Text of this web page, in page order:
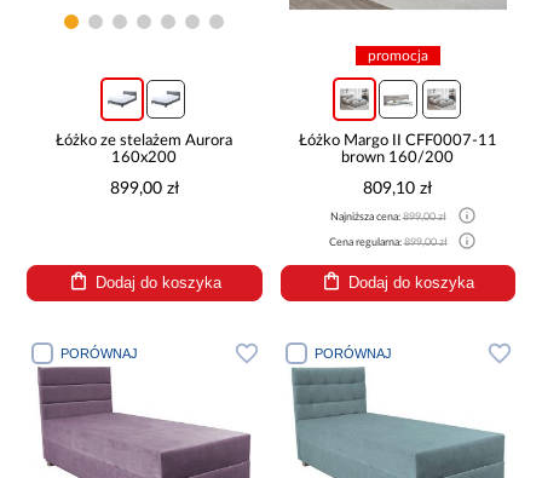
Łóżko ze stelażem Aurora
160x200
899,00 zł
Dodaj do koszyka
promocja
Łóżko Margo II CFF0007-11
brown 160/200
809,10 zł
Najniższa cena:899,00 zł
Cena regularna:899,00 zł
Dodaj do koszyka
PORÓWNAJ PORÓWNAJ